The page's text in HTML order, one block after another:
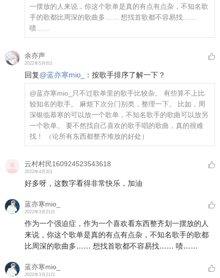
一摆放的人来说，你这个歌单是真的有点有点杂，不知名歌
手的歌都比周深的歌曲多…… 想找首歌都不容易找……
啧……
余亦声
2022年5月6日
回复@蓝亦寒mio_ ： 按歌手排序了解一下？
@蓝亦寒mio_
只不过歌单里的歌手比较杂。 有些算不上比
较知名的歌手。 麻烦下次分门别类，整理一下。 比如，周
深银临慕寒的可以放一个歌单，不知名歌手的歌曲可以放另
一个歌单。 要不然找自己喜欢的歌手唱的歌曲，真的很难
找！ （论所有东西都整齐堆放的好处）
云村村民160924523543618
2022年4月3日
好多呀，这数字看得非常快乐，加油
蓝亦寒mio_
2022年3月21日
作为一个强迫症，作为一个喜欢看东西整齐划一摆放的人
来说，你这个歌单是真的有点有点杂，不知名歌手的歌都
比周深的歌曲多…… 想找首歌都不容易找…… 啧……
蓝亦寒mio_
2022年3月21日